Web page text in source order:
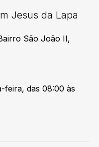
Jesus da Lapa
São João II,
feira, das 08:00 às